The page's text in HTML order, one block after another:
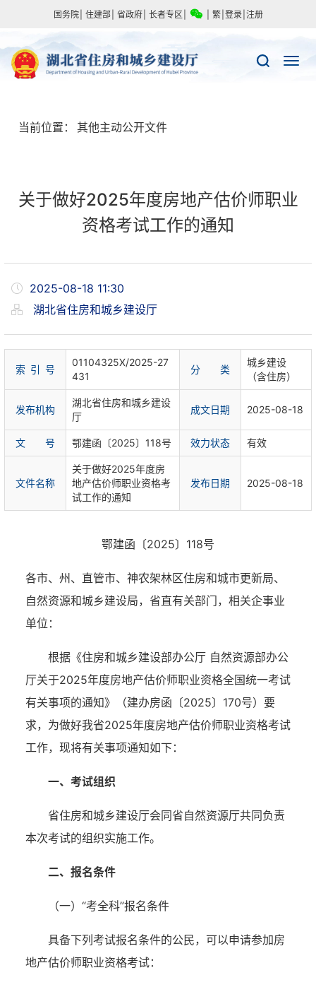
国务院 住建部 省政府 长者专区 繁 登录 注册
当前位置： 其他主动公开文件
关于做好2025年度房地产估价师职业
资格考试工作的通知
2025-08-18 11:30
湖北省住房和城乡建设厅
索 引 号
01104325X/2025-27
431
分 类
城乡建设
（含住房）
发布机构
湖北省住房和城乡建设
厅
成文日期 2025-08-18
文 号 鄂建函〔2025〕118号 效力状态 有效
文件名称
关于做好2025年度房
地产估价师职业资格考
试工作的通知
发布日期 2025-08-18
鄂建函〔2025〕118号
各市、州、直管市、神农架林区住房和城市更新局、
自然资源和城乡建设局，省直有关部门，相关企事业
单位：
根据 《住房和城乡建设部办公厅 自然资源部办公
厅关于2025年度房地产估价师职业资格全国统一考试
有关事项的通知》（建办房函〔2025〕 170号） 要
求， 为做好我省2025年度房地产估价师职业资格考试
工作，现将有关事项通知如下：
一、考试组织
省住房和城乡建设厅会同省自然资源厅共同负责
本次考试的组织实施工作。
二、报名条件
（一） “考全科”报名条件
具备下列考试报名条件的公民，可以申请参加房
地产估价师职业资格考试：